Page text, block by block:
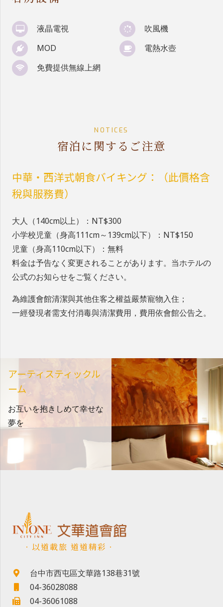
液晶電視
MOD
免費提供無線上網
吹風機
電熱水壺
NOTICES
宿泊に関するご注意
中華・西洋式朝食バイキング：（此價格含
稅與服務費）
大人（140cm以上）：NT$300
小学校児童（身高111cm～139cm以下）：NT$150
児童（身高110cm以下）：無料
料金は予告なく変更されることがあります。当ホテルの
公式のお知らせをご覧ください。
為維護會館清潔與其他住客之權益嚴禁寵物入住；
一經發現者需支付消毒與清潔費用，費用依會館公告之。
アーティスティックル
ーム
お互いを抱きしめて幸せな
夢を
．以道載旅 道道精彩．
台中市西屯區文華路138巷31號
04-36028088
04-36061088